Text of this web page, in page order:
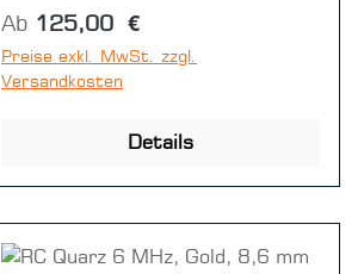
Regulärer Preis:
Ab 125,00 €
Preise exkl. MwSt. zzgl.
Versandkosten
Details